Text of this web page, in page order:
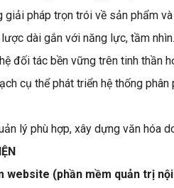
pháp trọn trói về sản phẩm và
dài gắn với năng lực, tầm nhìn.
đối tác bền vững trên tinh thần
cụ thể phát triển hệ thống
lý phù hợp, xây dựng văn hóa
website (phần mềm quản trị